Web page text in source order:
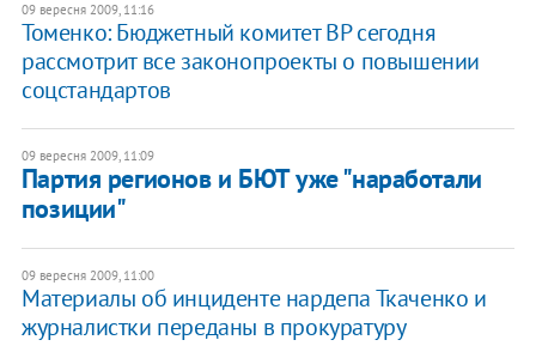
09 вересня 2009, 11:16
Томенко: Бюджетный комитет ВР сегодня
рассмотрит все законопроекты о повышении
соцстандартов
09 вересня 2009, 11:09
Партия регионов и БЮТ уже "наработали
позиции"
09 вересня 2009, 11:00
Материалы об инциденте нардепа Ткаченко и
журналистки переданы в прокуратуру